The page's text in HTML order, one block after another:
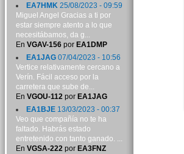
EA7HMK 25/08/2023 - 09:59
Miguel Angel Gracias a ti por
estar siempre atento a lo que
necesitábamos, da g...
En VGAV-156por EA1DMP
EA1JAG07/04/2023 - 10:56
Vertice relativamente cercano a
Verín. Fácil acceso por la
carretera que sube de...
En VGOU-112por EA1JAG
EA1BJE13/03/2023 - 00:37
Veo que compañía no te ha
faltado. Habrás estado
entretenido con tanto ganado. ...
En VGSA-222por EA3FNZ